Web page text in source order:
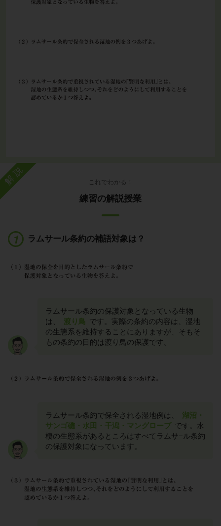
解説 これでわかる！
練習の解説授業
ラムサール条約の補語対象は？
ラムサール条約の保護対象となっている生物
は、
渡り鳥 です。実際の条約の内容は、湿地
の生態系を維持することにありますが、そもそ
もの条約の目的は渡り鳥の保護です。
ラムサール条約で保全される湿地例は、
湖沼・
サンゴ礁・水田・干潟・マングローブ です。水
棲の生態系があるところはすべてラムサ−ル条約
の保護対象になっています。